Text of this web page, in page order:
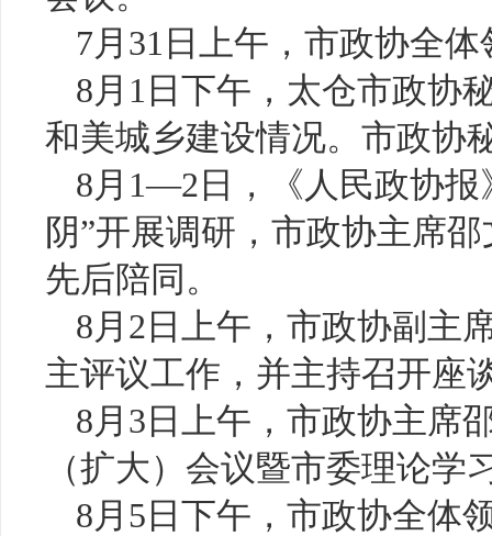
7月31日上午，市政协全
8月1日下午，太仓市政协
和美城乡建设情况。市政协
8月1—2日，《人民政协报
阴”开展调研，市政协主席
先后陪同。
8月2日上午，市政协副主
主评议工作，并主持召开座
8月3日上午，市政协主席
（扩大）会议暨市委理论学
8月5日下午，市政协全体